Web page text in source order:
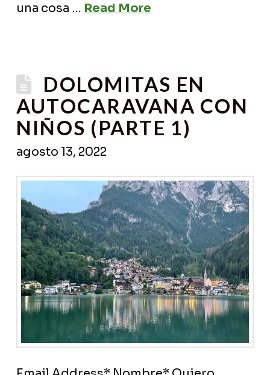
una cosa … Read More
DOLOMITAS EN
AUTOCARAVANA CON
NIÑOS (PARTE 1)
agosto 13, 2022